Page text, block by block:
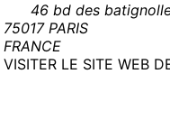
46 bd des
75017 PARIS
FRANCE
VISITER LE SITE WEB